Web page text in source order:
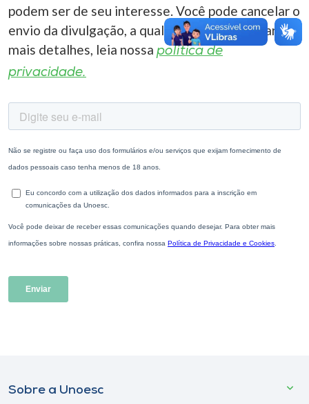
podem ser de seu interesse. Você pode cancelar o
envio da divulgação, a qualquer momento. Para
mais detalhes, leia nossa política de
privacidade.
Sobre a Unoesc